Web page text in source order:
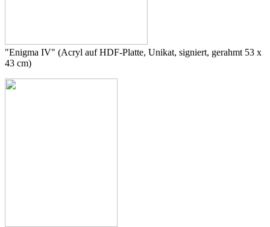
"Enigma IV" (Acryl auf HDF-Platte, Unikat, signiert, gerahmt 53 x
43 cm)